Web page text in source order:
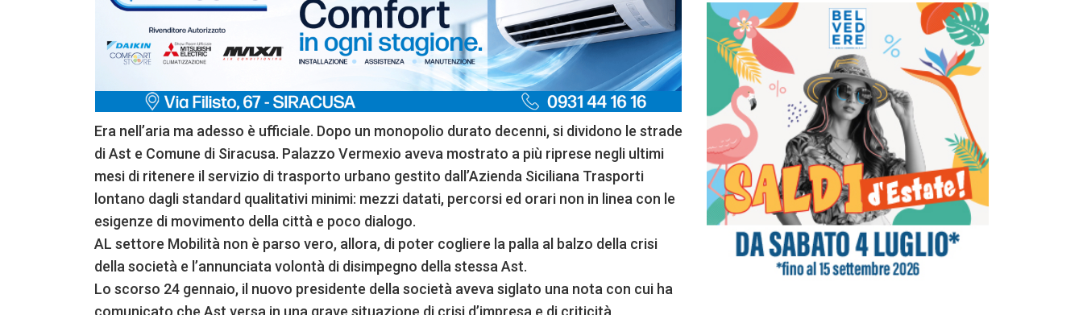
Era nell’aria ma adesso è ufficiale. Dopo un monopolio durato decenni, si dividono le strade
di Ast e Comune di Siracusa. Palazzo Vermexio aveva mostrato a più riprese negli ultimi
mesi di ritenere il servizio di trasporto urbano gestito dall’Azienda Siciliana Trasporti
lontano dagli standard qualitativi minimi: mezzi datati, percorsi ed orari non in linea con le
esigenze di movimento della città e poco dialogo.
AL settore Mobilità non è parso vero, allora, di poter cogliere la palla al balzo della crisi
della società e l’annunciata volontà di disimpegno della stessa Ast.
Lo scorso 24 gennaio, il nuovo presidente della società aveva siglato una nota con cui ha
comunicato che Ast versa in una grave situazione di crisi d’impresa e di criticità